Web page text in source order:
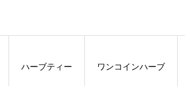
ハーブティー ワンコインハーブ